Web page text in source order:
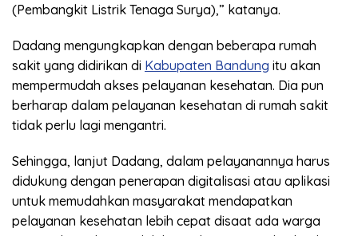
(Pembangkit Listrik Tenaga Surya),” katanya.
Dadang mengungkapkan dengan beberapa rumah
sakit yang didirikan di Kabupaten Bandung itu akan
mempermudah akses pelayanan kesehatan. Dia pun
berharap dalam pelayanan kesehatan di rumah sakit
tidak perlu lagi mengantri.
Sehingga, lanjut Dadang, dalam pelayanannya harus
didukung dengan penerapan digitalisasi atau aplikasi
untuk memudahkan masyarakat mendapatkan
pelayanan kesehatan lebih cepat disaat ada warga